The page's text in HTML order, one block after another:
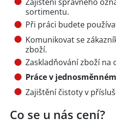
sortimentu.
Při práci budete
Komunikovat se
zboží.
Zaskladňování zboží na
Práce v
Zajištění čistoty v
Co se u nás cení?